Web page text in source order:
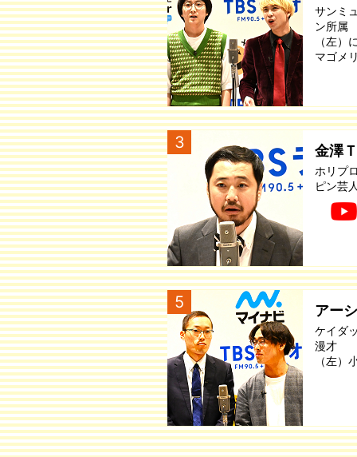
サンミ
ン所属
（左
マゴメ
3 金澤
ホリプ
ピン芸
5 アー
ケイダ
漫才
（左